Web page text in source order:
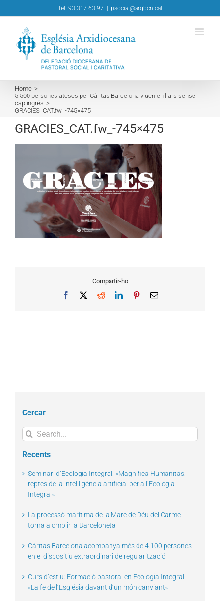
to
Tel. 93 317 63 97 psocial@arqbcn.cat
Home
5.500 persones ateses per Càritas Barcelona viuen en llars sense
cap ingrés
GRACIES_CAT.fw_-745×475
GRACIES_CAT.fw_-745×475
Compartir-ho
Facebook RedditLinkedInPinterestEmail
Cercar
Search
for:
Recents
Seminari d’Ecologia Integral: «Magnifica Humanitas:
reptes de la intel·ligència artificial per a l’Ecologia
Integral»
La processó marítima de la Mare de Déu del Carme
torna a omplir la Barceloneta
Càritas Barcelona acompanya més de 4.100 persones
en el dispositiu extraordinari de regularització
Curs d’estiu: Formació pastoral en Ecologia Integral:
«La fe de l’Església davant d’un món canviant»